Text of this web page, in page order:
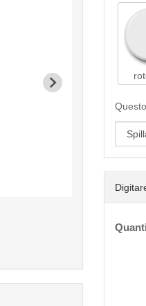
< /picture>